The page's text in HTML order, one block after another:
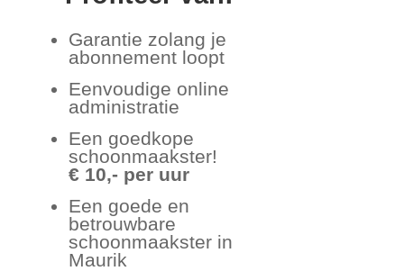
Garantie zolang je
abonnement loopt
Eenvoudige online
administratie
Een goedkope
schoonmaakster!
€ 10,- per uur
Een goede en
betrouwbare
schoonmaakster in
Maurik